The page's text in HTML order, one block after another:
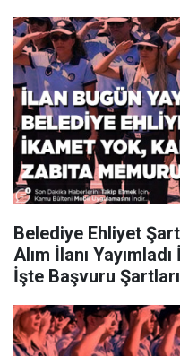
Belediye Ehliyet
Alım İlanı
İşte Başvuru Şartları